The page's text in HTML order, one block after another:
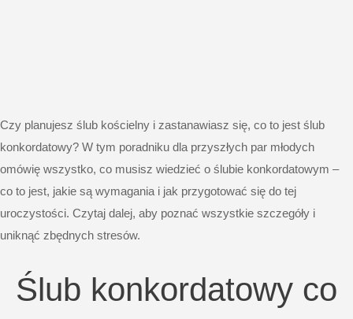
Czy planujesz ślub kościelny i zastanawiasz się, co to jest ślub
konkordatowy? W tym poradniku dla przyszłych par młodych
omówię wszystko, co musisz wiedzieć o ślubie konkordatowym –
co to jest, jakie są wymagania i jak przygotować się do tej
uroczystości. Czytaj dalej, aby poznać wszystkie szczegóły i
uniknąć zbędnych stresów.
Ślub konkordatowy co